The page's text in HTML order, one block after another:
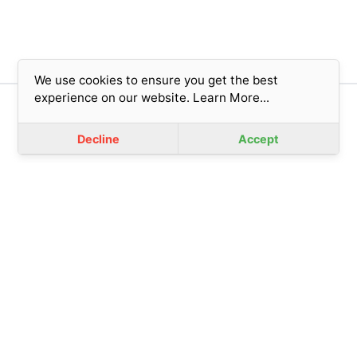
We use cookies to ensure you get the best
experience on our website. Learn More...
Decline Accept
版權所有© 2023 香港基督教女青年會 (擔保有限公司)